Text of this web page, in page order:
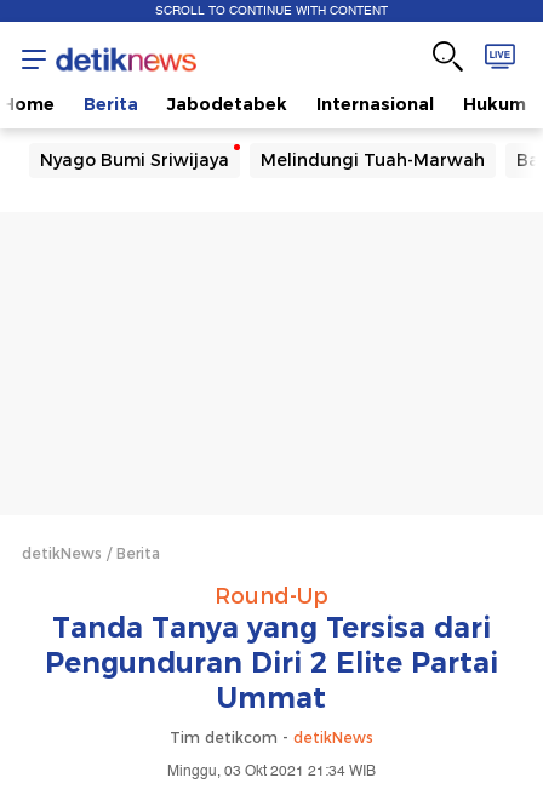
SCROLL TO CONTINUE WITH CONTENT
Home Berita Jabodetabek Internasional Hukum
Nyago Bumi Sriwijaya Melindungi Tuah-Marwah
detikNews Berita
Round-Up
Tanda Tanya yang Tersisa dari
Pengunduran Diri 2 Elite Partai
Ummat
Tim detikcom - detikNews
Minggu, 03 Okt 2021 21:34 WIB